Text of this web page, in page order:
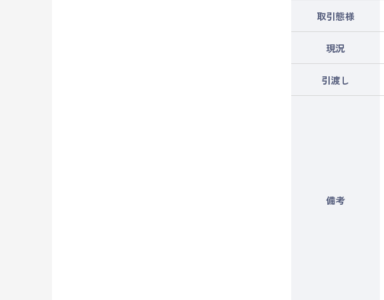
取引態様
現況
引渡し
備考